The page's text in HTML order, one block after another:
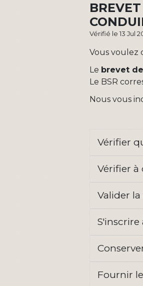
Vérifié le 13 Jul
Vous voulez
Le brevet
Le BSR
Nous vous
Vérifier
Vérifier à
Valider
Fournir